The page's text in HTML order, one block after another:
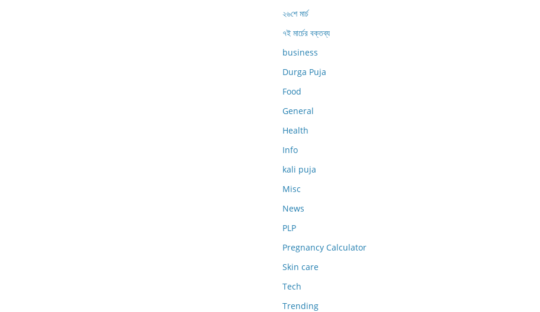
২৬শে মার্চ
৭ই মার্চের বক্তব্য
business
Durga Puja
Food
General
Health
Info
kali puja
Misc
News
PLP
Pregnancy Calculator
Skin care
Tech
Trending